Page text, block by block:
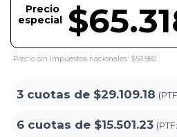
Precio
especial
Precio sin impuestos nacionales: $53.982
3 cuotas de $29.109.18
6 cuotas de $15.501.23 (PTF: